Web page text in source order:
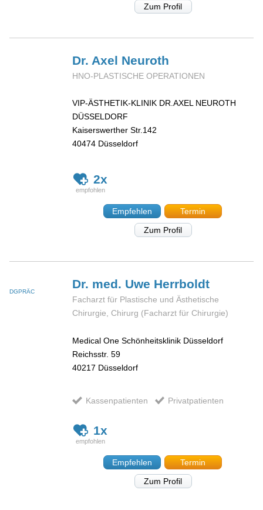
Zum Profil
Dr. Axel Neuroth
HNO-PLASTISCHE OPERATIONEN
VIP-ÄSTHETIK-KLINIK DR.AXEL NEUROTH
DÜSSELDORF
Kaiserswerther Str.142
40474 Düsseldorf
2x
Empfehlen
Termin
Zum Profil
DGPRÄC
Dr. med. Uwe Herrboldt
Facharzt für Plastische und Ästhetische
Chirurgie, Chirurg (Facharzt für Chirurgie)
Medical One Schönheitsklinik Düsseldorf
Reichsstr. 59
40217 Düsseldorf
Kassenpatienten Privatpatienten
1x
Empfehlen
Termin
Zum Profil